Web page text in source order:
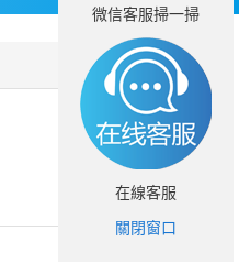
微信客服掃一掃
在線客服
關閉窗口